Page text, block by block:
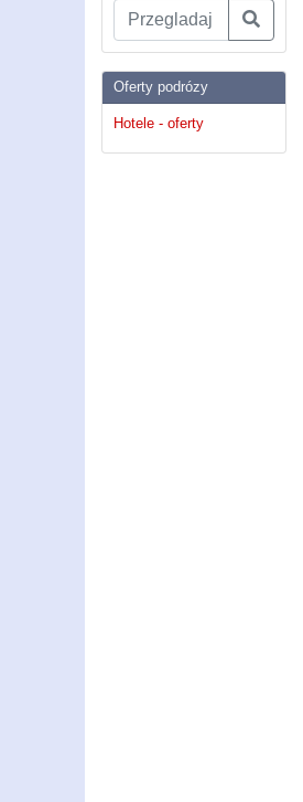
Oferty podrózy
Hotele - oferty